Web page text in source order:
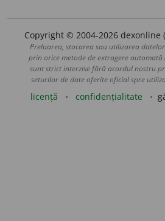
Copyright © 2004-2026
Preluarea, stocarea sau utilizarea
prin orice metode de extragere automată
sunt strict interzise fără acordul nostru
seturilor de date oferite oficial spre
licență confidențialitate